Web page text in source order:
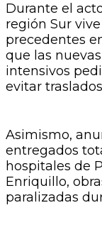
Durante el
región Sur
precedentes
que las
intensivos
evitar
Asimismo,
entregados
hospitales de
Enriquillo,
paralizadas